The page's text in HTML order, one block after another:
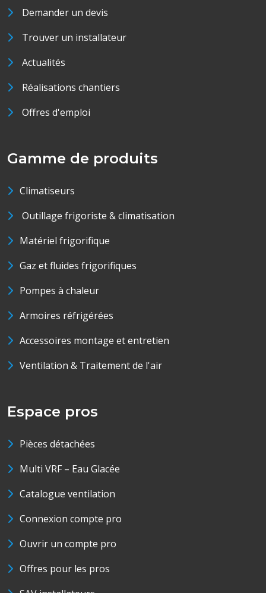
Demander un devis
Trouver un installateur
Actualités
Réalisations chantiers
Offres d'emploi
Gamme de produits
Climatiseurs
Outillage frigoriste & climatisation
Matériel frigorifique
Gaz et fluides frigorifiques
Pompes à chaleur
Armoires réfrigérées
Accessoires montage et entretien
Ventilation & Traitement de l'air
Espace pros
Pièces détachées
Multi VRF – Eau Glacée
Catalogue ventilation
Connexion compte pro
Ouvrir un compte pro
Offres pour les pros